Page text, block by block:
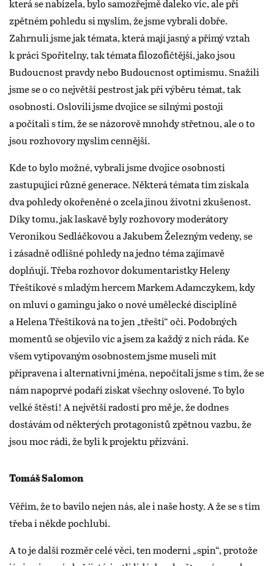
která se nabízela, bylo samozřejmě daleko víc, ale při
zpětném pohledu si myslím, že jsme vybrali dobře.
Zahrnuli jsme jak témata, která mají jasný a přímý vztah
k práci Spořitelny, tak témata filozofičtější, jako jsou
Budoucnost pravdy nebo Budoucnost optimismu. Snažili
jsme se o co největší pestrost jak při výběru témat, tak
osobností. Oslovili jsme dvojice se silnými postoji
a počítali s tím, že se názorově mnohdy střetnou, ale o to
jsou rozhovory myslím cennější.
Kde to bylo možné, vybrali jsme dvojice osobností
zastupující různé generace. Některá témata tím získala
dva pohledy okořeněné o zcela jinou životní zkušenost.
Díky tomu, jak laskavě byly rozhovory moderátory
Veronikou Sedláčkovou a Jakubem Železným vedeny, se
i zásadně odlišné pohledy na jedno téma zajímavě
doplňují. Třeba rozhovor dokumentaristky Heleny
Třeštíkové s mladým hercem Markem Adamczykem, kdy
on mluví o gamingu jako o nové umělecké disciplíně
a Helena Třeštíková na to jen „třeští“ oči. Podobných
momentů se objevilo víc a jsem za každý z nich ráda. Ke
všem vytipovaným osobnostem jsme museli mít
připravena i alternativní jména, nepočítali jsme s tím, že se
nám napoprvé podaří získat všechny oslovené. To bylo
velké štěstí! A největší radostí pro mě je, že dodnes
dostávám od některých protagonistů zpětnou vazbu, že
jsou moc rádi, že byli k projektu přizváni.
Tomáš Salomon
Věřím, že to bavilo nejen nás, ale i naše hosty. A že se s tím
třeba i někde pochlubí.
A to je další rozměr celé věci, ten moderní „spin“, protože